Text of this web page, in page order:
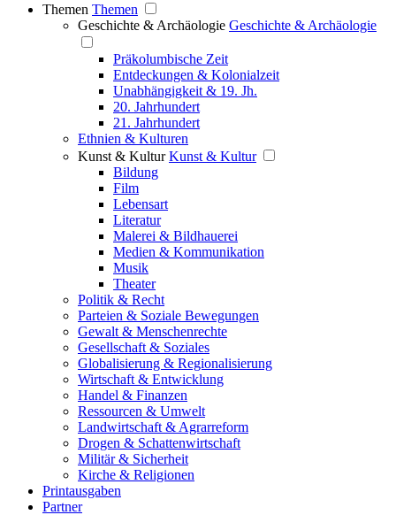
Themen Themen
Geschichte & Archäologie Geschichte & Archäologie
Präkolumbische Zeit
Entdeckungen & Kolonialzeit
Unabhängigkeit & 19. Jh.
20. Jahrhundert
21. Jahrhundert
Ethnien & Kulturen
Kunst & Kultur Kunst & Kultur
Bildung
Film
Lebensart
Literatur
Malerei & Bildhauerei
Medien & Kommunikation
Musik
Theater
Politik & Recht
Parteien & Soziale Bewegungen
Gewalt & Menschenrechte
Gesellschaft & Soziales
Globalisierung & Regionalisierung
Wirtschaft & Entwicklung
Handel & Finanzen
Ressourcen & Umwelt
Landwirtschaft & Agrarreform
Drogen & Schattenwirtschaft
Militär & Sicherheit
Kirche & Religionen
Printausgaben
Partner